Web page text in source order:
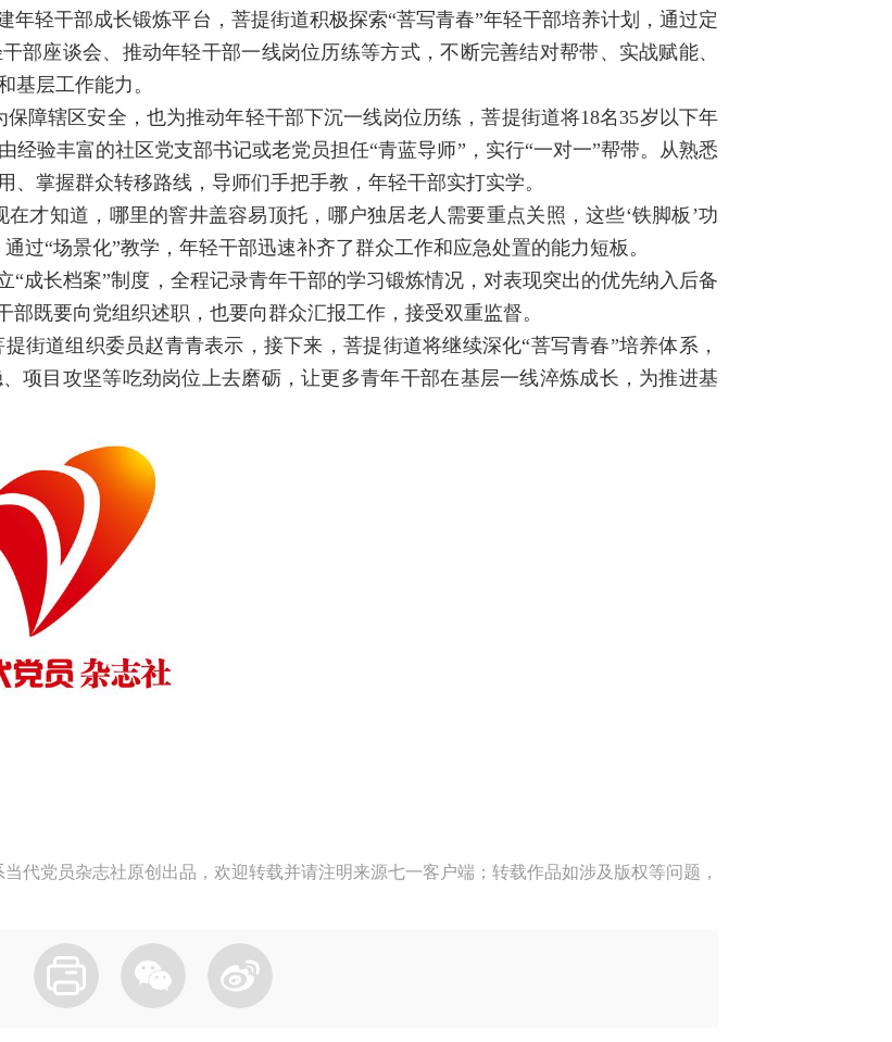
年轻干部成长锻炼平台，菩提街道积极探索“菩写青春”年轻干部培养计划，通过定
部座谈会、推动年轻干部一线岗位历练等方式，不断完善结对帮带、实战赋能、
基层工作能力。
障辖区安全，也为推动年轻干部下沉一线岗位历练，菩提街道将18名35岁以下年
经验丰富的社区党支部书记或老党员担任“青蓝导师”，实行“一对一”帮带。从熟悉
掌握群众转移路线，导师们手把手教，年轻干部实打实学。
才知道，哪里的窨井盖容易顶托，哪户独居老人需要重点关照，这些‘铁脚板’功
过“场景化”教学，年轻干部迅速补齐了群众工作和应急处置的能力短板。
“成长档案”制度，全程记录青年干部的学习锻炼情况，对表现突出的优先纳入后备
既要向党组织述职，也要向群众汇报工作，接受双重监督。
提街道组织委员赵青青表示，接下来，菩提街道将继续深化“菩写青春”培养体系，
项目攻坚等吃劲岗位上去磨砺，让更多青年干部在基层一线淬炼成长，为推进基
代党员杂志社原创出品，欢迎转载并请注明来源七一客户端；转载作品如涉及版权等问题，